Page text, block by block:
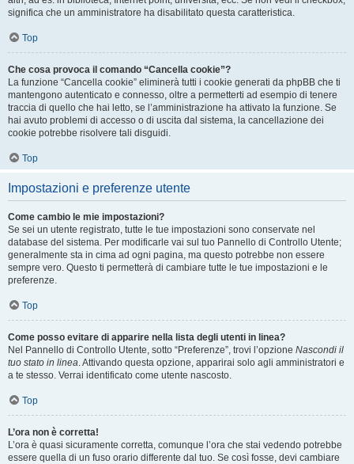
significa che un amministratore ha disabilitato questa caratteristica.
Top
Che cosa provoca il comando “Cancella cookie”?
La funzione “Cancella cookie” eliminerà tutti i cookie generati da phpBB che ti
mantengono autenticato e connesso, oltre a permetterti ad esempio di tenere
traccia di quello che hai letto, se l’amministrazione ha attivato la funzione. Se
hai avuto problemi di accesso o di uscita dal sistema, la cancellazione dei
cookie potrebbe risolvere tali disguidi.
Top
Impostazioni e preferenze utente
Come cambio le mie impostazioni?
Se sei un utente registrato, tutte le tue impostazioni sono conservate nel
database del sistema. Per modificarle vai sul tuo Pannello di Controllo Utente;
generalmente sta in cima ad ogni pagina, ma questo potrebbe non essere
sempre vero. Questo ti permetterà di cambiare tutte le tue impostazioni e le
preferenze.
Top
Come posso evitare di apparire nella lista degli utenti in linea?
Nel Pannello di Controllo Utente, sotto “Preferenze”, trovi l’opzione Nascondi il
tuo stato in linea. Attivando questa opzione, apparirai solo agli amministratori e
a te stesso. Verrai identificato come utente nascosto.
Top
L’ora non è corretta!
L’ora è quasi sicuramente corretta, comunque l’ora che stai vedendo potrebbe
essere quella di un fuso orario differente dal tuo. Se così fosse, devi cambiare